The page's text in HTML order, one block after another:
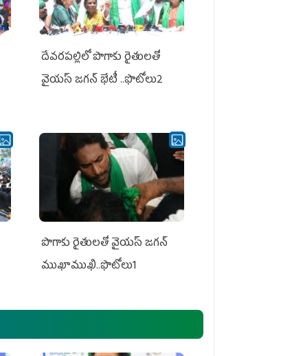
దేవరపల్లిలో పొగాకు రైతులతో
వైయస్ జగన్ భేటీ ..ఫొటోలు2
పొగాకు రైతుల‌తో వైయ‌స్ జ‌గ‌న్
ముఖాముఖి..ఫొటోలు1